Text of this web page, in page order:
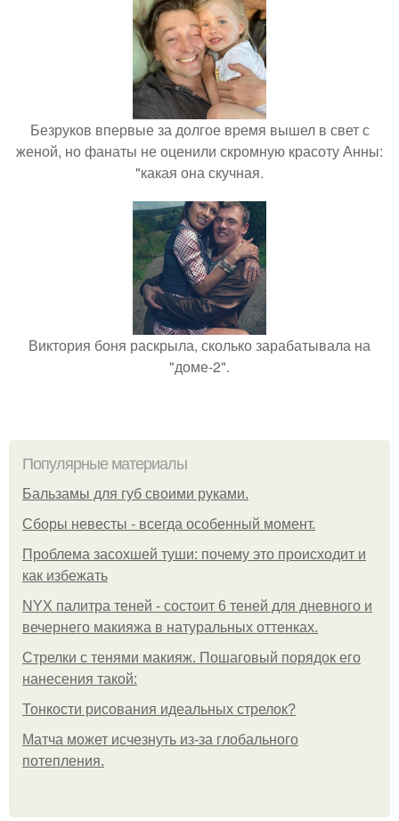
Безруков впервые за долгое время вышел в свет с
женой, но фанаты не оценили скромную красоту Анны:
"какая она скучная.
Виктория боня раскрыла, сколько зарабатывала на
"доме-2".
Популярные материалы
Бальзамы для губ своими руками.
Сборы невесты - всегда особенный момент.
Проблема засохшей туши: почему это происходит и
как избежать
NYX палитра теней - состоит 6 теней для дневного и
вечернего макияжа в натуральных оттенках.
Стрелки с тенями макияж. Пошаговый порядок его
нанесения такой:
Тонкости рисования идеальных стрелок?
Матча может исчезнуть из-за глобального
потепления.